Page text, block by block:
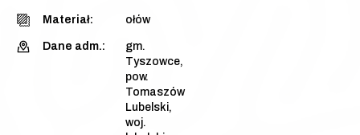
Materiał: ołów
Dane adm.:
gm.
Tyszowce,
pow.
Tomaszów
Lubelski,
woj.